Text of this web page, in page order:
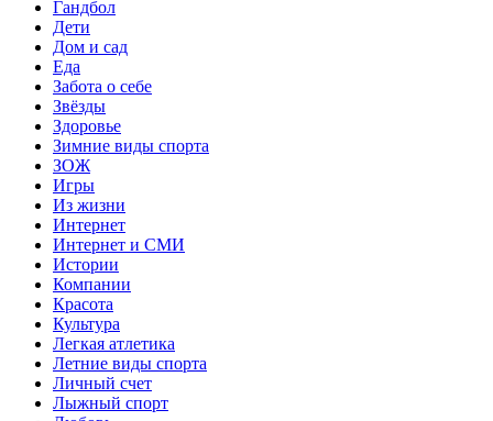
Гандбол
Дети
Дом и сад
Еда
Забота о себе
Звёзды
Здоровье
Зимние виды спорта
ЗОЖ
Игры
Из жизни
Интернет
Интернет и СМИ
Истории
Компании
Красота
Культура
Легкая атлетика
Летние виды спорта
Личный счет
Лыжный спорт